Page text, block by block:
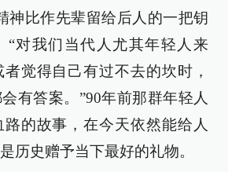
神比作先辈留给后人的一把钥
“对我们当代人尤其年轻人来
觉得自己有过不去的坎时，
有答案。”90年前那群年轻人
的故事，在今天依然能给人
历史赠予当下最好的礼物。